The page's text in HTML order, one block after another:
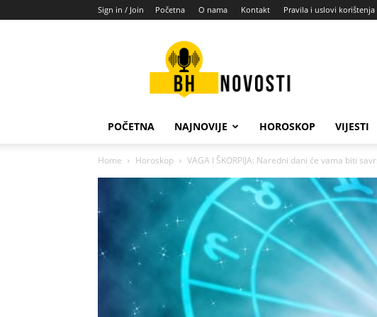
Sign in / Join Početna O nama Kontakt Pravila i uslovi korištenja
POČETNA NAJNOVIJE HOROSKOP VIJESTI
Home Horoskop VAGA I ŠKORPIJA: Naredni dani će vama biti